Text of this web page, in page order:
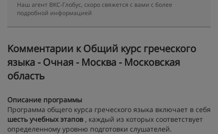
Наш агент BKC-Глобус, скоро свяжется с вами с более
подробной информацией
Kомментарии к Общий курс греческого
языка - Очная - Москва - Московская
область
Описание программы
Программа общего курса греческого языка включает в себя
шесть учебных этапов , каждый из которых соответствует
определенному уровню подготовки слушателей.